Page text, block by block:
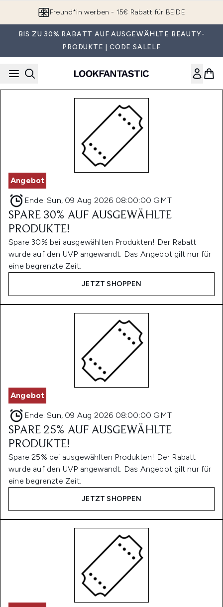
Freund*in werben - 15€ Rabatt für BEIDE
BIS ZU 30% RABATT AUF AUSGEWÄHLTE BEAUTY-
PRODUKTE | CODE SALELF
Angebot
Ende:Sun, 09 Aug 2026 08:00:00 GMT
SPARE 30% AUF AUSGEWÄHLTE
PRODUKTE!
Spare 30% bei ausgewählten Produkten! Der Rabatt
wurde auf den UVP angewandt. Das Angebot gilt nur für
eine begrenzte Zeit.
JETZT SHOPPEN
Angebot
Ende:Sun, 09 Aug 2026 08:00:00 GMT
SPARE 25% AUF AUSGEWÄHLTE
PRODUKTE!
Spare 25% bei ausgewählten Produkten! Der Rabatt
wurde auf den UVP angewandt. Das Angebot gilt nur für
eine begrenzte Zeit.
JETZT SHOPPEN